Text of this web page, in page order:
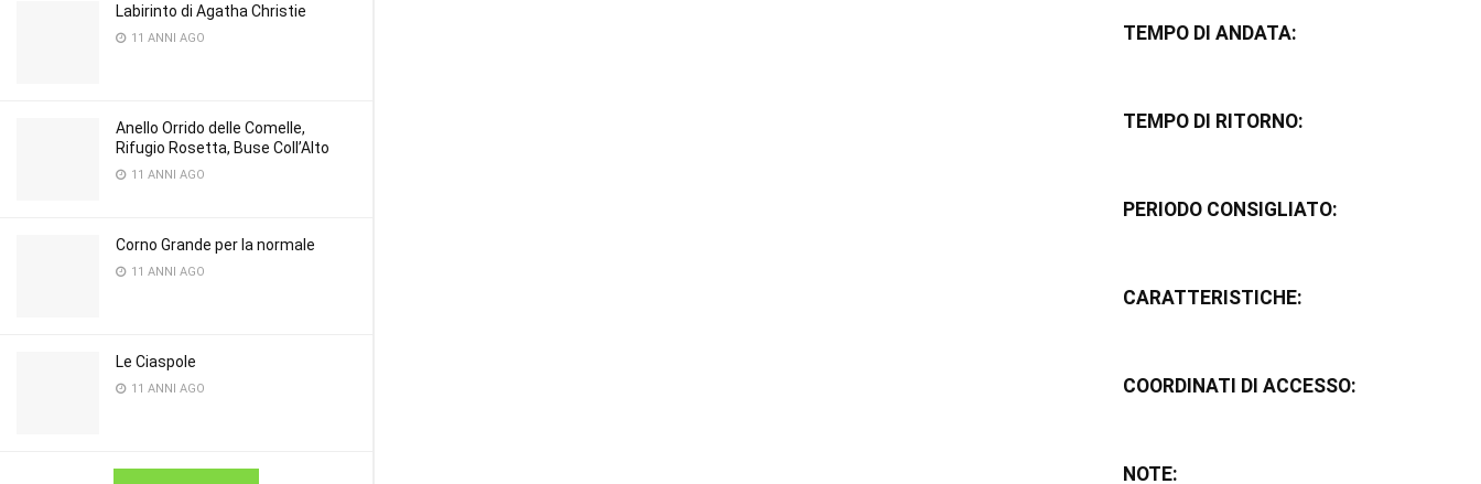
Labirinto di Agatha Christie
11 ANNI AGO
Anello Orrido delle Comelle,
Rifugio Rosetta, Buse Coll’Alto
11 ANNI AGO
Corno Grande per la normale
11 ANNI AGO
Le Ciaspole
11 ANNI AGO
TEMPO DI ANDATA:
TEMPO DI RITORNO:
PERIODO CONSIGLIATO:
CARATTERISTICHE:
COORDINATI DI ACCESSO:
NOTE: